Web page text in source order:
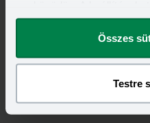
megváltoztathatod.
Összes
Testre